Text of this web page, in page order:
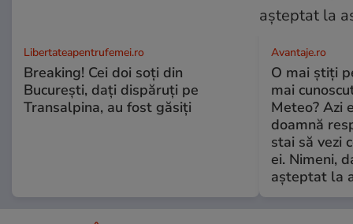
Libertateapentrufemei.ro
Breaking! Cei doi soți din
București, dați dispăruți pe
Transalpina, au fost găsiți
Avantaje.ro
O mai știți
mai
Meteo? Azi
doamnă
stai să vezi
ei. Nimeni,
așteptat la